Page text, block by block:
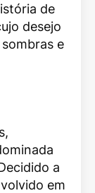
de
desejo
e
a
em